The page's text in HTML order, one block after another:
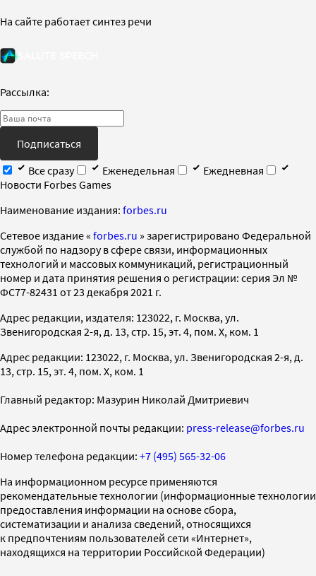
На сайте работает синтез речи
Рассылка:
Подписаться
Все сразу
Еженедельная
Ежедневная
Новости Forbes Games
Наименование издания: forbes.ru
Cетевое издание « forbes.ru » зарегистрировано Федеральной
службой по надзору в сфере связи, информационных
технологий и массовых коммуникаций, регистрационный
номер и дата принятия решения о регистрации: серия Эл №
ФС77-82431 от 23 декабря 2021 г.
Адрес редакции, издателя: 123022, г. Москва, ул.
Звенигородская 2-я, д. 13, стр. 15, эт. 4, пом. X, ком. 1
Адрес редакции: 123022, г. Москва, ул. Звенигородская 2-я, д.
13, стр. 15, эт. 4, пом. X, ком. 1
Главный редактор: Мазурин Николай Дмитриевич
Адрес электронной почты редакции: press-release@forbes.ru
Номер телефона редакции: +7 (495) 565-32-06
На информационном ресурсе применяются
рекомендательные технологии (информационные технологии
предоставления информации на основе сбора,
систематизации и анализа сведений, относящихся
к предпочтениям пользователей сети «Интернет»,
находящихся на территории Российской Федерации)